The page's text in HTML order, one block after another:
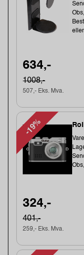
634,-
1008,-
507,- Eks. Mva.
-19%
324,-
401,-
259,- Eks. Mva.